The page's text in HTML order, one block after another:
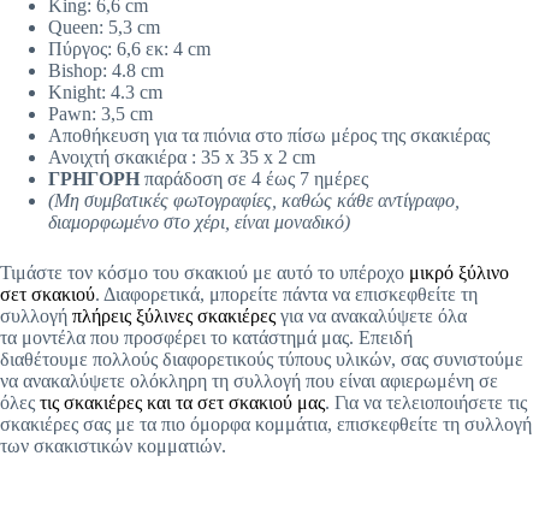
King: 6,6 cm
Queen: 5,3 cm
Πύργος: 6,6 εκ: 4 cm
Bishop: 4.8 cm
Knight: 4.3 cm
Pawn: 3,5 cm
Αποθήκευση για τα πιόνια στο πίσω μέρος της σκακιέρας
Ανοιχτή σκακιέρα : 35 x 35 x 2 cm
ΓΡΗΓΟΡΗ παράδοση σε 4 έως 7 ημέρες
(Μη συμβατικές φωτογραφίες, καθώς κάθε αντίγραφο,
διαμορφωμένο στο χέρι, είναι μοναδικό)
Τιμάστε τον κόσμο του σκακιού με αυτό το υπέροχο μικρό ξύλινο
σετ σκακιού. Διαφορετικά, μπορείτε πάντα να επισκεφθείτε τη
συλλογή πλήρεις ξύλινες σκακιέρες για να ανακαλύψετε όλα
τα μοντέλα που προσφέρει το κατάστημά μας. Επειδή
διαθέτουμε πολλούς διαφορετικούς τύπους υλικών, σας συνιστούμε
να ανακαλύψετε ολόκληρη τη συλλογή που είναι αφιερωμένη σε
όλες τις σκακιέρες και τα σετ σκακιού μας. Για να τελειοποιήσετε τις
σκακιέρες σας με τα πιο όμορφα κομμάτια, επισκεφθείτε τη συλλογή
των σκακιστικών κομματιών.